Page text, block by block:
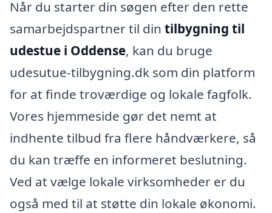
Når du starter din søgen efter den rette
samarbejdspartner til din tilbygning til
udestue i Oddense, kan du bruge
udesutue-tilbygning.dk som din platform
for at finde troværdige og lokale fagfolk.
Vores hjemmeside gør det nemt at
indhente tilbud fra flere håndværkere, så
du kan træffe en informeret beslutning.
Ved at vælge lokale virksomheder er du
også med til at støtte din lokale økonomi.